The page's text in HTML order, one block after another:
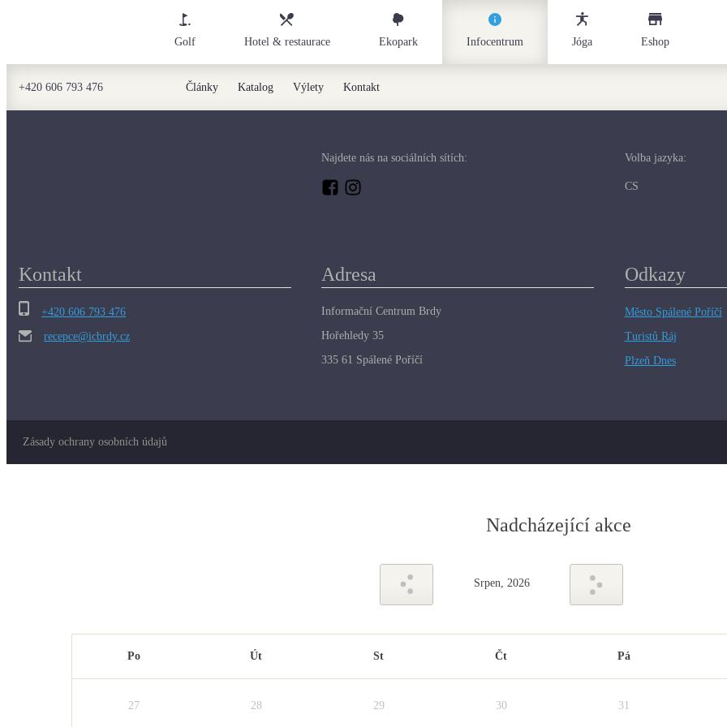
Golf Hotel & restaurace Ekopark Infocentrum Jóga Eshop
+420 606 793 476 Články Katalog Výlety Kontakt
Najdete nás na sociálních sítích: Volba jazyka:
CS
Kontakt
+420 606 793 476
recepce@icbrdy.cz
Adresa
Informační Centrum Brdy
Hořehledy 35
335 61 Spálené Poříčí
Odkazy
Město Spálené Poříčí
Turistů Ráj
Plzeň Dnes
Zásady ochrany osobních údajů
Nadcházející akce
Srpen, 2026
Po Út St Čt Pá
27 28 29 30 31